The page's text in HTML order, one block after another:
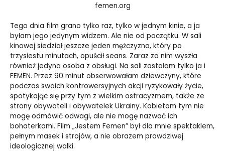
femen.org
Tego dnia film grano tylko raz, tylko w jednym kinie, a ja
byłam jego jedynym widzem. Ale nie od początku. W sali
kinowej siedział jeszcze jeden mężczyzna, który po
trzysiestu minutach, opuścił seans. Zaraz za nim wyszła
również jedyna osoba z obsługi. Na sali zostałam tylko ja i
FEMEN. Przez 90 minut obserwowałam dziewczyny, które
podczas swoich kontrowersyjnych akcji ryzykowały życie,
spotykając się przy tym z wielkim ostracyzmem, także ze
strony obywateli i obywatelek Ukrainy. Kobietom tym nie
mogę odmówić odwagi, ale nie mogę nazwać ich
bohaterkami. Film „Jestem Femen” był dla mnie spektaklem,
pełnym masek i strojów, a nie obrazem prawdziwej
ideologicznej walki.